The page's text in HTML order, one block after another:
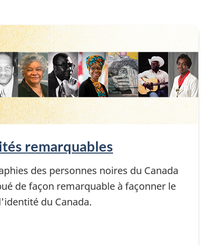
remarquables
des personnes noires du Canada
de façon remarquable à façonner le
du Canada.